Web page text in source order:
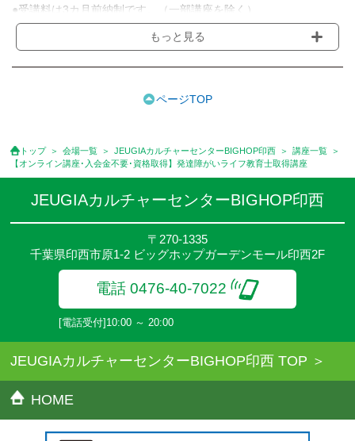
●受講料は3カ月前納制です。（一部講座を除く）
●受講料には運営費として１講座につき月額770円(税込)が含まれ
ております。また一部の講座では別途傷害保険料も含まれており
用は含まれておりません。
のでご確認ください。
●参加人数が一定に満たない場合、体験や講座開講を中止または延
期することがあります。
●その他、詳しい内容については、ご入会時にご説明をさせていた
だきます。
もっと見る
ページTOP
トップ 会場一覧 JEUGIAカルチャーセンターBIGHOP印西
講座一覧
【オンライン講座･入会金不要･資格取得】発達障がいライフ教育士取得講座
JEUGIAカルチャーセンターBIGHOP印西
〒270-1335
千葉県印西市原1-2 ビッグホップガーデンモール印西2F
電話 0476-40-7022
[電話受付]10:00 ～ 20:00
JEUGIAカルチャーセンターBIGHOP印西 TOP
HOME